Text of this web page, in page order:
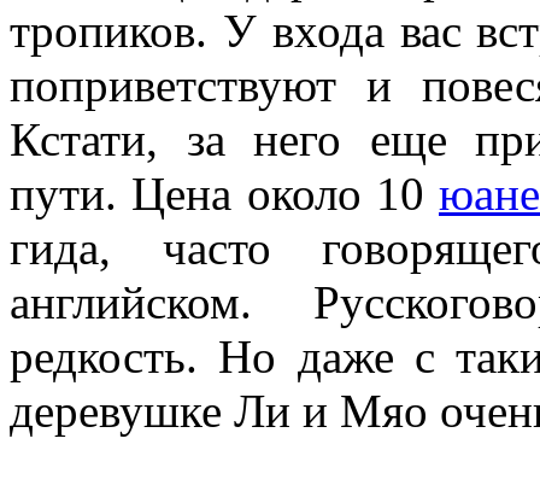
тропиков. У входа вас
поприветствуют и
Кстати, за него еще
пути. Цена около 10
гида, часто
английском.
редкость. Но даже с
деревушке Ли и Мяо